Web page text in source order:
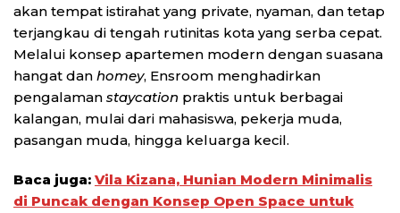
akan tempat istirahat yang private, nyaman, dan tetap
terjangkau di tengah rutinitas kota yang serba cepat.
Melalui konsep apartemen modern dengan suasana
hangat dan homey, Ensroom menghadirkan
pengalaman staycation praktis untuk berbagai
kalangan, mulai dari mahasiswa, pekerja muda,
pasangan muda, hingga keluarga kecil.
Baca juga: Vila Kizana, Hunian Modern Minimalis
di Puncak dengan Konsep Open Space untuk